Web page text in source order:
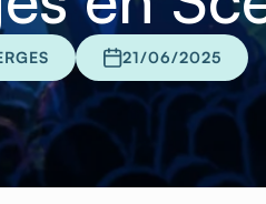
21/06/2025